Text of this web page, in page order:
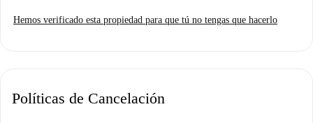
Hemos verificado esta propiedad para que tú no tengas que hacerlo
Políticas de Cancelación